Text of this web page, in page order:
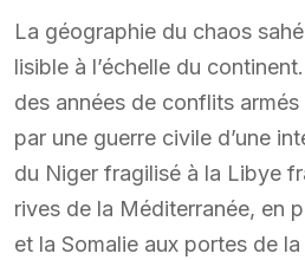
La géographie du chaos
lisible à l’échelle du
des années de conflits
par une guerre civile d’une
du Niger fragilisé à la Libye
rives de la Méditerranée, en
et la Somalie aux portes de